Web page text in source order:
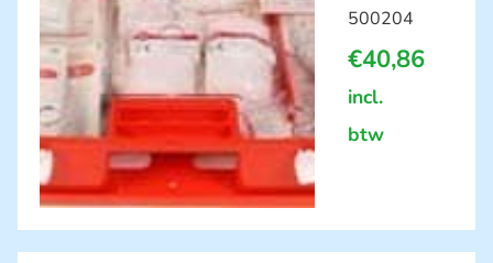
500204
€40,86
incl.
btw